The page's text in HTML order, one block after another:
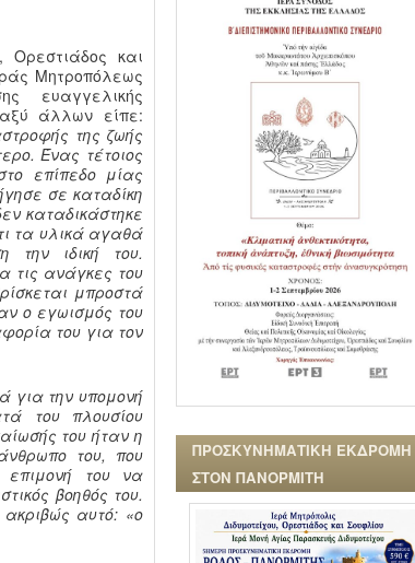
Ορεστιάδος και
Μητροπόλεως
ευαγγελικής
άλλων είπε:
της ζωής
Ένας τέτοιος
επίπεδο μίας
σε καταδίκη
καταδικάστηκε
τα υλικά αγαθά
την ιδική του.
τις ανάγκες του
μπροστά
ο εγωισμός του
του για τον
για την υπομονή
του πλουσίου
του ήταν η
του, που
επιμονή του να
βοηθός του.
αυτό: «ο
ΠΡΟΣΚΥΝΗΜΑΤΙΚΗ ΕΚΔΡΟΜΗ
ΣΤΟΝ ΠΑΝΟΡΜΙΤΗ